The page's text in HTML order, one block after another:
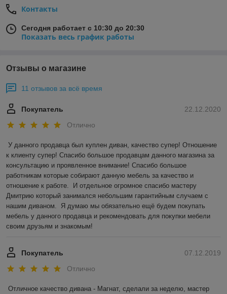
Контакты
Сегодня работает с 10:30 до 20:30
Показать весь график работы
Отзывы о магазине
11 отзывов за всё время
22.12.2020
Покупатель
Отлично
У данного продавца был куплен диван, качество супер! Отношение
к клиенту супер! Спасибо большое продавцам данного магазина за
консультацию и проявленное внимание! Спасибо большое
работникам которые собирают данную мебель за качество и
отношение к работе.  И отдельное огромное спасибо мастеру
Дмитрию который занимался небольшим гарантийным случаем с
нашим диваном.  Я думаю мы обязательно ещё будем покупать
мебель у данного продавца и рекомендовать для покупки мебели
своим друзьям и знакомым!
07.12.2019
Покупатель
Отлично
Отличное качество дивана - Магнат, сделали за неделю, мастер